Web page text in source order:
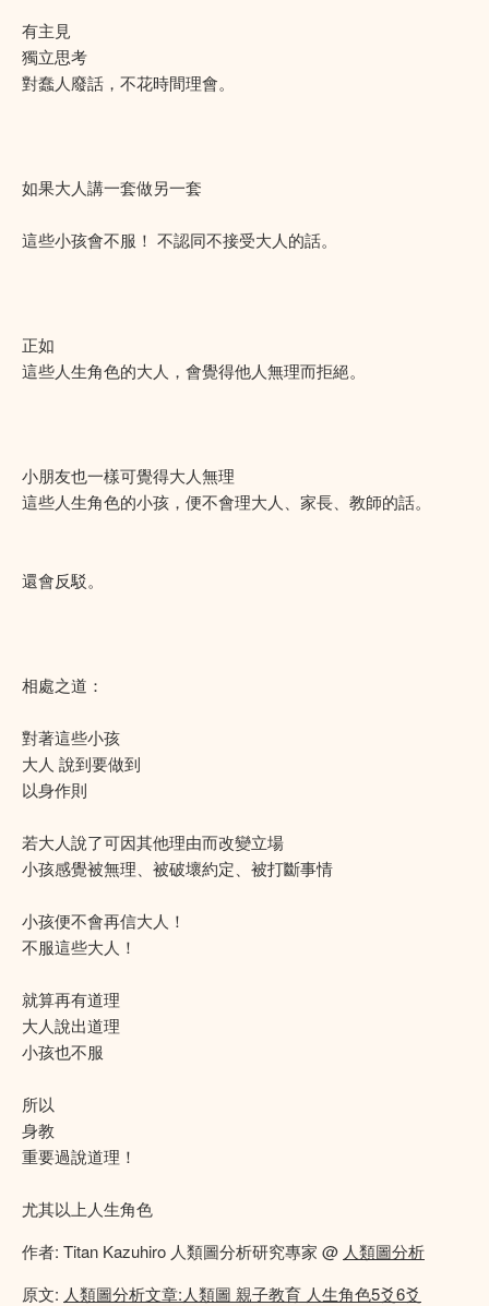
有主見
獨立思考
對蠢人廢話，不花時間理會。
如果大人講一套做另一套
這些小孩會不服！ 不認同不接受大人的話。
正如
這些人生角色的大人，會覺得他人無理而拒絕。
小朋友也一樣可覺得大人無理
這些人生角色的小孩，便不會理大人、家長、教師的話。
還會反駁。
相處之道：
對著這些小孩
大人 說到要做到
以身作則
若大人說了可因其他理由而改變立場
小孩感覺被無理、被破壞約定、被打斷事情
小孩便不會再信大人！
不服這些大人！
就算再有道理
大人說出道理
小孩也不服
所以
身教
重要過說道理！
尤其以上人生角色
作者: Titan Kazuhiro 人類圖分析研究專家 @ 人類圖分析
原文: 人類圖分析文章:人類圖 親子教育 人生角色5爻6爻